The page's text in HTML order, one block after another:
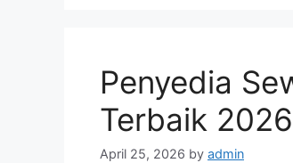
Penyedia
Terbaik 2026
April 25, 2026 by admin